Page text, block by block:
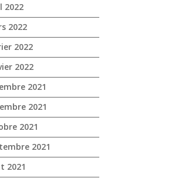
2022
2022
2022
2022
2021
2021
2021
2021
2021